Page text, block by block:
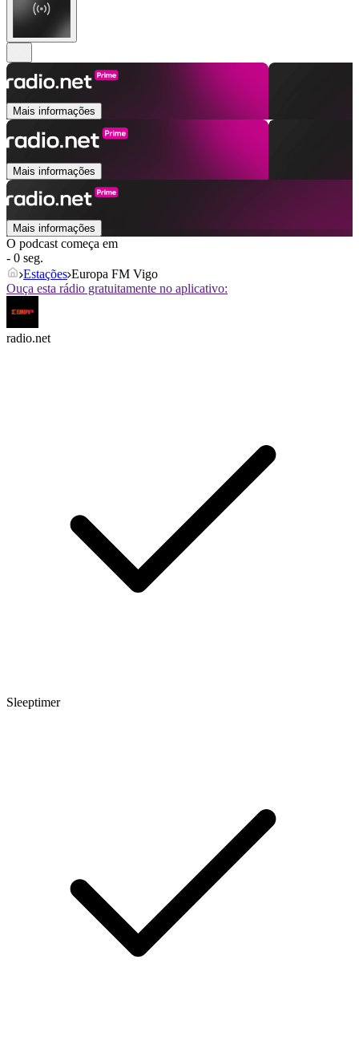
Mais informações
Mais informações
Mais informações
O podcast começa em
- 0 seg.
Estações Europa FM Vigo
Ouça esta rádio gratuitamente no aplicativo:
radio.net
Sleeptimer